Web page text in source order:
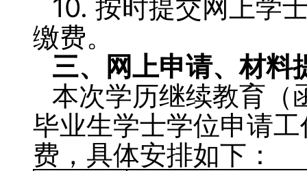
10. 按时提交网上学
缴费。
三、网上申请、材料
本次学历继续教育（
毕业生学士学位申请
费，具体安排如下：